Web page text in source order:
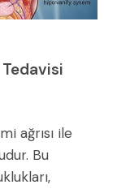
ağrısı ile
Bu